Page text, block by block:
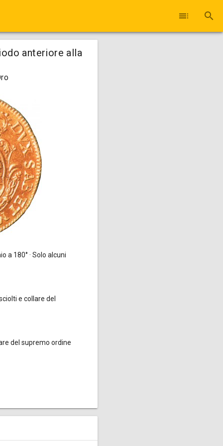
toc search
anteriore alla
a 180° · Solo alcuni
e collare del
del supremo ordine